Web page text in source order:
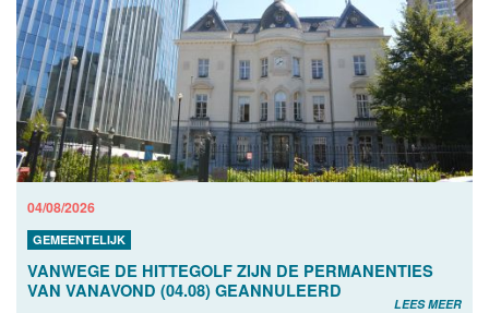
04/08/2026
GEMEENTELIJK
VANWEGE DE HITTEGOLF ZIJN DE PERMANENTIES
VAN VANAVOND (04.08) GEANNULEERD
LEES MEER